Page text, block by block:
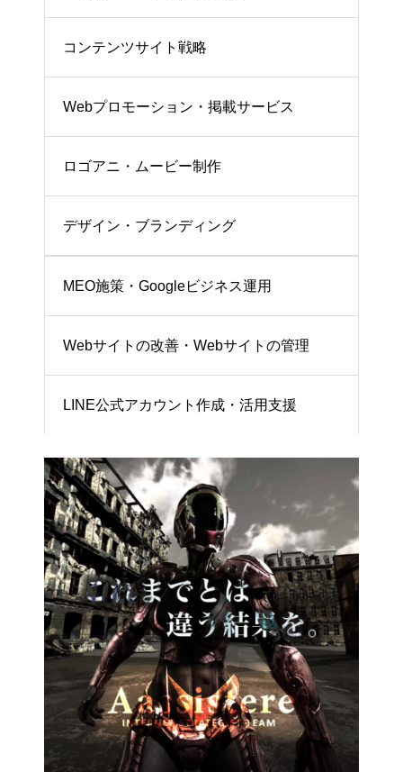
コンテンツサイト戦略
Webプロモーション・掲載サービス
ロゴアニ・ムービー制作
デザイン・ブランディング
MEO施策・Googleビジネス運用
Webサイトの改善・Webサイトの管理
LINE公式アカウント作成・活用支援